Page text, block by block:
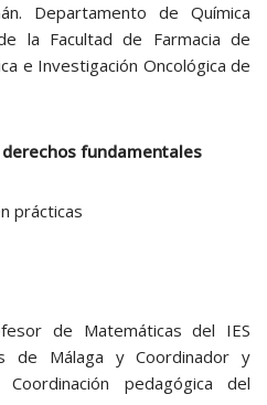
Departamento de Química
la Facultad de Farmacia de
e Investigación Oncológica de
fundamentales
prácticas
de Matemáticas del IES
de Málaga y Coordinador y
pedagógica del